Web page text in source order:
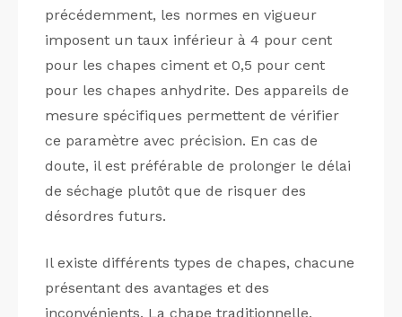
précédemment, les normes en vigueur
imposent un taux inférieur à 4 pour cent
pour les chapes ciment et 0,5 pour cent
pour les chapes anhydrite. Des appareils de
mesure spécifiques permettent de vérifier
ce paramètre avec précision. En cas de
doute, il est préférable de prolonger le délai
de séchage plutôt que de risquer des
désordres futurs.
Il existe différents types de chapes, chacune
présentant des avantages et des
inconvénients. La chape traditionnelle,